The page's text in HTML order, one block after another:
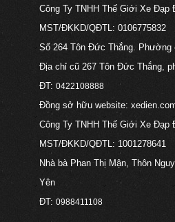
Công Ty TNHH Thế Giới Xe Đạp
MST/ĐKKD/QĐTL: 0106775832
Số 264 Tôn Đức Thắng. Phường
Địa chỉ cũ 267 Tôn Đức Thắng,
ĐT: 0422108888
Đồng sở hữu website:
Công Ty TNHH Thế Giới Xe Đạp
MST/ĐKKD/QĐTL: 1001278641
Nhà bà Phan Thị Mận, Thôn
Yên
ĐT: 0988411108